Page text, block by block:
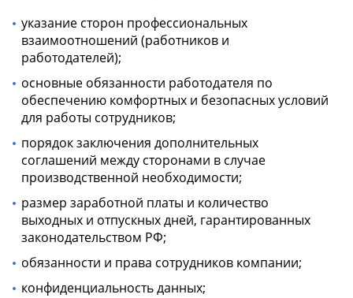
указание сторон профессиональных
взаимоотношений (работников и
работодателей);
основные обязанности работодателя по
обеспечению комфортных и безопасных условий
для работы сотрудников;
порядок заключения дополнительных
соглашений между сторонами в случае
производственной необходимости;
размер заработной платы и количество
выходных и отпускных дней, гарантированных
законодательством РФ;
обязанности и права сотрудников компании;
конфиденциальность данных;